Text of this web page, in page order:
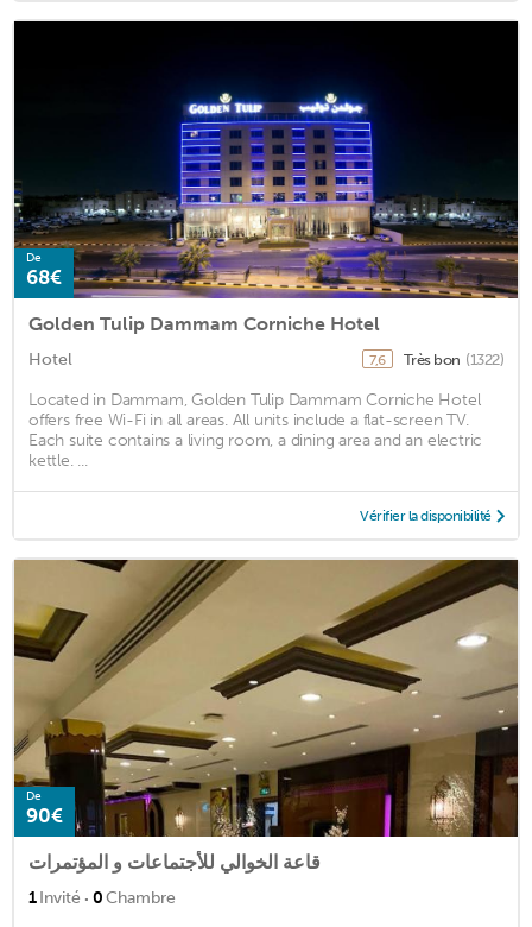
De
68€
Golden Tulip Dammam Corniche Hotel
Hotel 7,6 Très bon (1322)
Located in Dammam, Golden Tulip Dammam Corniche Hotel
offers free Wi-Fi in all areas. All units include a flat-screen TV.
Each suite contains a living room, a dining area and an electric
kettle. ...
Vérifier la disponibilité
De
90€
قاعة الخوالي للأجتماعات و المؤتمرات
1Invité · 0Chambre